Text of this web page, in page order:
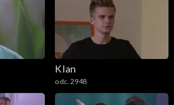
Klan
odc. 2948